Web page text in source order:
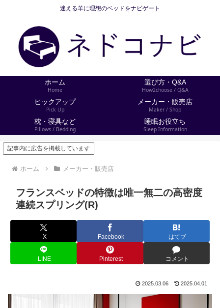
迷える羊に理想のベッドをナビゲート
ホーム
Home
選び方・Q&A
How2choose / Q&A
ピックアップ
Pick Up
メーカー・販売店
Maker / Shop
枕・寝具など
Pillows / Bedding
睡眠お役立ち
Sleep Information
記事内に広告を掲載しています
ホーム メーカー・販売店
フランスベッドの特徴は唯一無二の高密度
連続スプリング(R)
X Facebook はてブ
LINE Pinterest コメント
2025.03.06 2025.04.01